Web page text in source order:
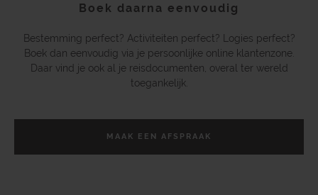
Boek daarna eenvoudig
Bestemming perfect? Activiteiten perfect? Logies perfect?
Boek dan eenvoudig via je persoonlijke online klantenzone.
Daar vind je ook al je reisdocumenten, overal ter wereld
toegankelijk.
MAAK EEN AFSPRAAK